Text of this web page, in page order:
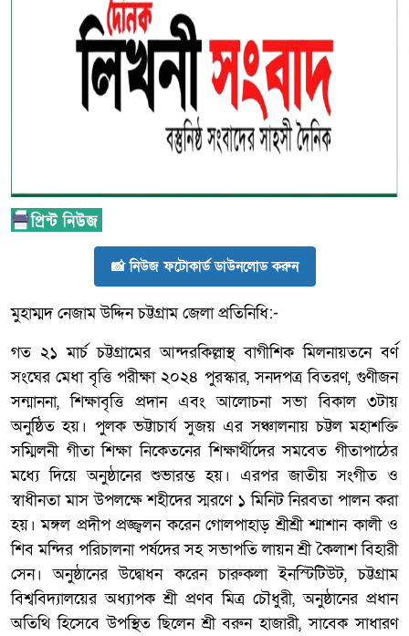
📸 নিউজ ফটোকার্ড ডাউনলোড করুন
মুহাম্মদ নেজাম উদ্দিন চট্টগ্রাম জেলা প্রতিনিধি:-
গত ২১ মার্চ চট্টগ্রামের আন্দরকিল্লাস্থ বাগীশিক মিলনায়তনে বর্ণ
সংঘের মেধা বৃত্তি পরীক্ষা ২০২৪ পুরস্কার, সনদপত্র বিতরণ, গুণীজন
সন্মাননা, শিক্ষাবৃত্তি প্রদান এবং আলোচনা সভা বিকাল ৩টায়
অনুষ্ঠিত হয়। পুলক ভট্টাচার্য সুজয় এর সঞ্চালনায় চট্টল মহাশক্তি
সম্মিলনী গীতা শিক্ষা নিকেতনের শিক্ষার্থীদের সমবেত গীতাপাঠের
মধ্যে দিয়ে অনুষ্ঠানের শুভারম্ভ হয়। এরপর জাতীয় সংগীত ও
স্বাধীনতা মাস উপলক্ষে শহীদের স্মরণে ১ মিনিট নিরবতা পালন করা
হয়। মঙ্গল প্রদীপ প্রজ্জ্বলন করেন গোলপাহাড় শ্রীশ্রী শ্মাশান কালী ও
শিব মন্দির পরিচালনা পর্ষদের সহ সভাপতি লায়ন শ্রী কৈলাশ বিহারী
সেন। অনুষ্ঠানের উদ্বোধন করেন চারুকলা ইনস্টিটিউট, চট্টগ্রাম
বিশ্ববিদ্যালয়ের অধ্যাপক শ্রী প্রণব মিত্র চৌধুরী, অনুষ্ঠানের প্রধান
অতিথি হিসেবে উপস্থিত ছিলেন শ্রী বরুন হাজারী, সাবেক সাধারণ